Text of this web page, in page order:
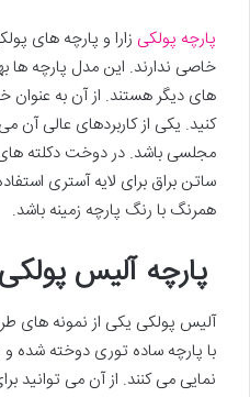
پارچه پولکی زارا و پارچه های
خاصی ندارند. این مدل پارچه ها
های دیگر هستند. از آن به عنوان
کنید. یکی از کاربردهای عالی آن
مجلسی باشد. در دوخت دکلته
ساتن براق برای لایه آستری
همرنگ با رنگ پارچه زمینه باشد.
پارچه آلیس پولکی
آلیس پولکی یکی از نمونه های
با پارچه ساده توری دوخته
نمایی می کنند. از آن می